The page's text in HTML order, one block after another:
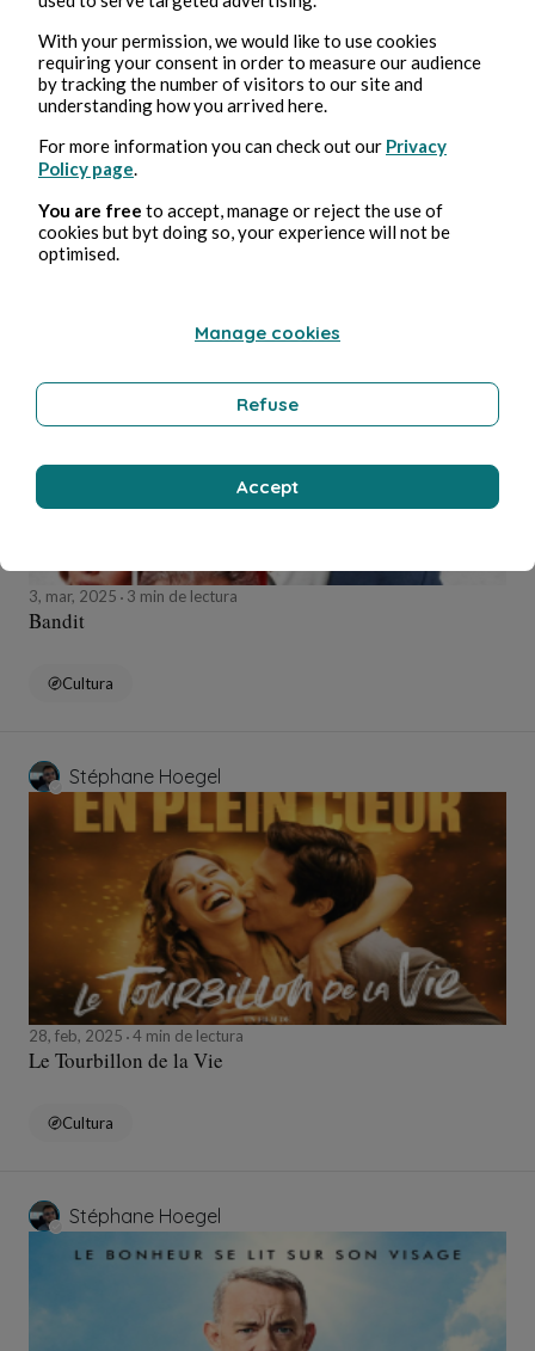
7, mar, 20255 min de lectura
The Marvels
Cultura
Stéphane Hoegel
3, mar, 2025 3 min de lectura
Bandit
Cultura
Stéphane Hoegel
28, feb, 2025 4 min de lectura
Le Tourbillon de la Vie
Cultura
Stéphane Hoegel
With your permission, we would like to use cookies
requiring your consent in order to measure our audience
by tracking the number of visitors to our site and
understanding how you arrived here.
For more information you can check out our Privacy
Policy page
You are free to accept, manage or reject the use of
cookies but byt doing so, your experience will not be
optimised.
Manage cookies
Refuse
Accept